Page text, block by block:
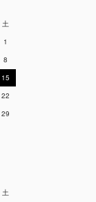
土
1
8
15
22
29
土